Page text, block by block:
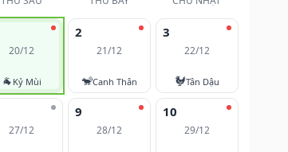
20/12
🐐 Kỷ Mùi
2
21/12
🐒Canh Thân
3
22/12
🐓Tân Dậu
27/12
9
28/12
10
29/12